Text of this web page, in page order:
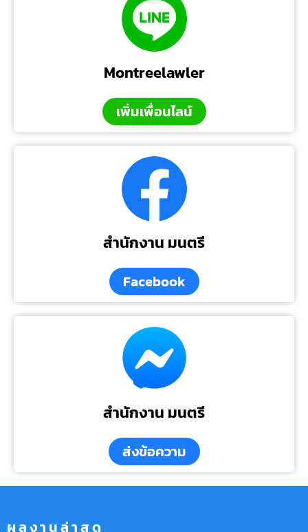
Montreelawler
เพิ่มเพื่อนไลน์
สำนักงาน มนตรี
Facebook
สำนักงาน มนตรี
ส่งข้อความ
ผลงานล่าสุด